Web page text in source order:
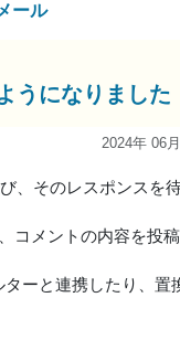
ール
うになりました
2024年 06
、そのレスポンスを
コメントの内容を投
ーと連携したり、置